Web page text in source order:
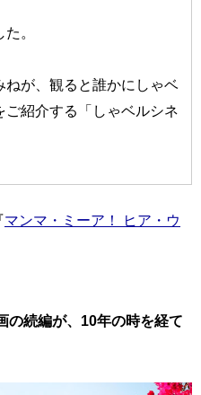
。
ねが、観ると誰かにしゃベ
ご紹介する「しゃベルシネ
マンマ・ミーア！ ヒア・ウ
の続編が、10年の時を経て